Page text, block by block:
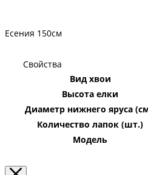
Есения 150см
Свойства
Вид хвои
Высота елки
Диаметр нижнего яруса
Количество лапок (шт.)
Модель